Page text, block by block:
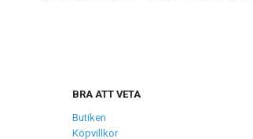
BRA ATT VETA
Butiken
Köpvillkor